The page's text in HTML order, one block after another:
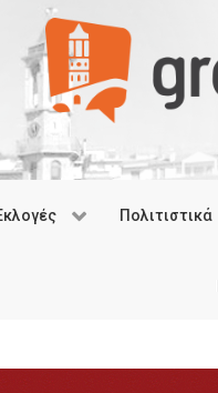
Πολιτιστικά